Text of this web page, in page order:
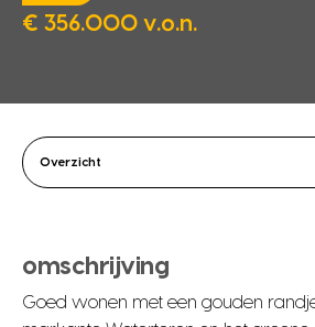
€ 356.000 v.o.n.
Overzicht
omschrijving
Goed wonen met een gouden